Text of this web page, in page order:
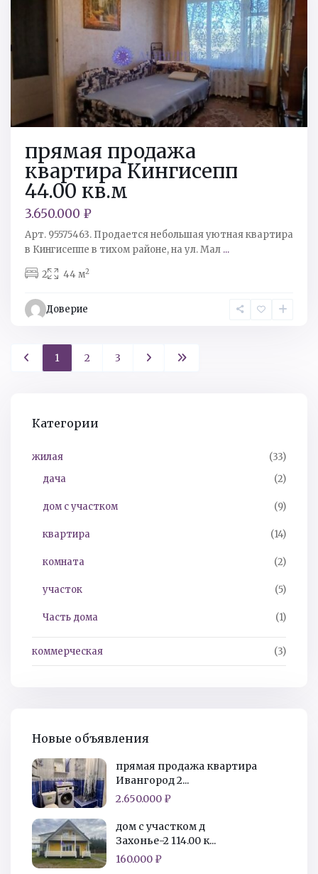
прямая продажа
квартира Кингисепп
44.00 кв.м
3.650.000 ₽
Арт. 95575463. Продается небольшая уютная квартира
в Кингисеппе в тихом районе, на ул. Мал ...
2 44 м2
Доверие
1 2 3
Категории
жилая
(33)
дача
(2)
дом с участком (9)
квартира (14)
комната (2)
участок (5)
Часть дома (1)
коммерческая (3)
Новые объявления
прямая продажа квартира
Ивангород 2...
2.650.000 ₽
дом с участком д
Захонье-2 114.00 к...
160.000 ₽